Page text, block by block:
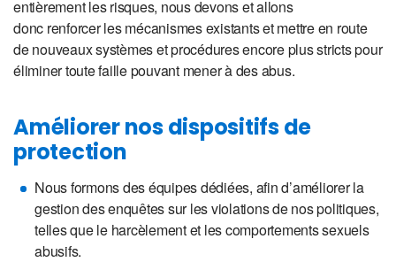
entièrement les risques, nous devons et allons
donc renforcer les mécanismes existants et mettre en route
de nouveaux systèmes et procédures encore plus stricts pour
éliminer toute faille pouvant mener à des abus.
Améliorer nos dispositifs de
protection
Nous formons des équipes dédiées, afin d’améliorer la
gestion des enquêtes sur les violations de nos politiques,
telles que le harcèlement et les comportements sexuels
abusifs.